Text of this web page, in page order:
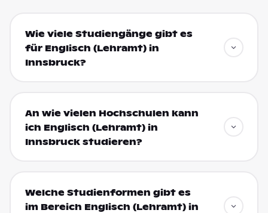
Wie viele Studiengänge gibt es
für Englisch (Lehramt) in
Innsbruck?
An wie vielen Hochschulen kann
ich Englisch (Lehramt) in
Innsbruck studieren?
Welche Studienformen gibt es
im Bereich Englisch (Lehramt) in